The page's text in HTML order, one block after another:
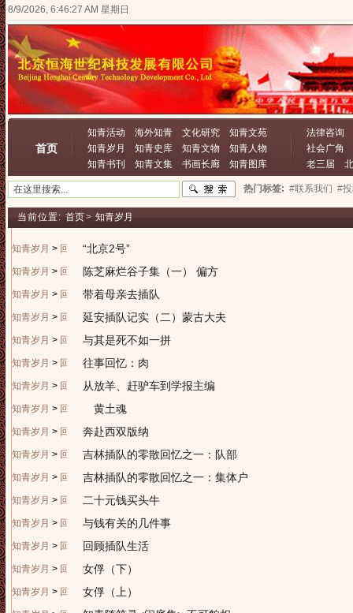
8/9/2026, 6:46:27 AM 星期日
首页
知青活动 海外知青 文化研究
知青文苑
知青岁月
知青史库 知青文物
知青人物
知青书刊
知青文集 书画长廊 知青图库
法律咨询
社会广角
老三届
热门标签: #联系我们 #
当前位置: 首页> 知青岁月
知青岁月 > 回忆往昔“北京2号”
知青岁月 > 回忆往昔陈芝麻烂谷子集（一） 偏方
知青岁月 > 回忆往昔带着母亲去插队
知青岁月 > 回忆往昔延安插队记实（二）蒙古大夫
知青岁月 > 回忆往昔与其是死不如一拼
知青岁月 > 回忆往昔往事回忆：肉
知青岁月 > 回忆往昔从放羊、赶驴车到学报主编
知青岁月 > 回忆往昔黄土魂
知青岁月 > 回忆往昔奔赴西双版纳
知青岁月 > 回忆往昔吉林插队的零散回忆之一：队部
知青岁月 > 回忆往昔吉林插队的零散回忆之一：集体户
知青岁月 > 回忆往昔二十元钱买头牛
知青岁月 > 回忆往昔与钱有关的几件事
知青岁月 > 回忆往昔回顾插队生活
知青岁月 > 回忆往昔女俘（下）
知青岁月 > 回忆往昔女俘（上）